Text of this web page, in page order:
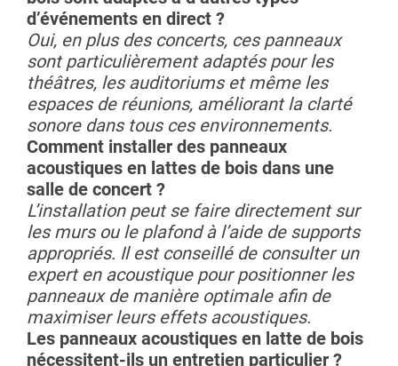
d’événements en direct ?
Oui, en plus des concerts, ces panneaux
sont particulièrement adaptés pour les
théâtres, les auditoriums et même les
espaces de réunions, améliorant la clarté
sonore dans tous ces environnements.
Comment installer des panneaux
acoustiques en lattes de bois dans une
salle de concert ?
L’installation peut se faire directement sur
les murs ou le plafond à l’aide de supports
appropriés. Il est conseillé de consulter un
expert en acoustique pour positionner les
panneaux de manière optimale afin de
maximiser leurs effets acoustiques.
Les panneaux acoustiques en latte de bois
nécessitent-ils un entretien particulier ?